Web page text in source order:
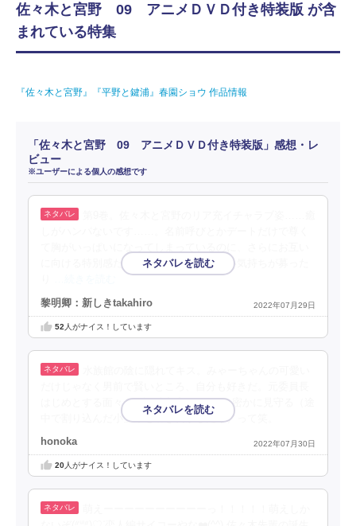
佐々木と宮野 09 アニメＤＶＤ付き特装版 が含
まれている特集
『佐々木と宮野』『平野と鍵浦』春園ショウ 作品情報
「佐々木と宮野 09 アニメＤＶＤ付き特装版」感想・レ
ビュー
※ユーザーによる個人の感想です
に向ける特別感たっぷりな顔とか逢いたい気持ちが募った
黎明卿：新しきtakahiro 2022年07月29日
52 人がナイス！しています
はじめとする面々が2人の誕プレデートを密かに見守る（途
中で割り込んだ小笠原を引き剥がしたり）って笑。
honoka 2022年07月30日
20人がナイス！しています